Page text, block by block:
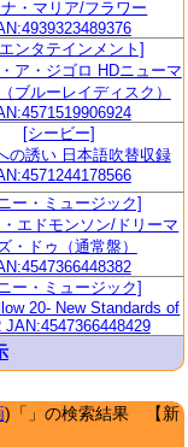
・マリア/フラワー
ンタテインメント]
ア・ジゴロ HDニューマ
ブルーレイディスク）
[シービー]
の誘い 日本語吹替収録
ー・ミュージック]
エドモンソン/ドリーマ
・ドゥ（通常盤）
ー・ミュージック]
20- New Standards of
JAN:4547366448429
)「」の検索結果 【新